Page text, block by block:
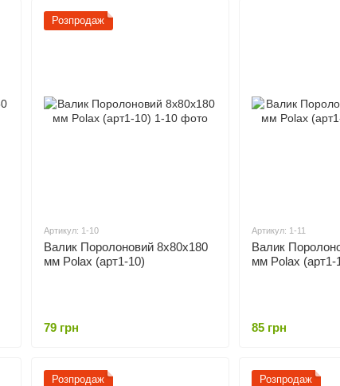
Розпродаж
Артикул: 1-10
Валик Поролоновий 8х80х180
мм Polax (арт1-10)
79 грн
Артикул: 1-11
Валик
мм Polax (арт1-
85 грн
Розпродаж Розпродаж